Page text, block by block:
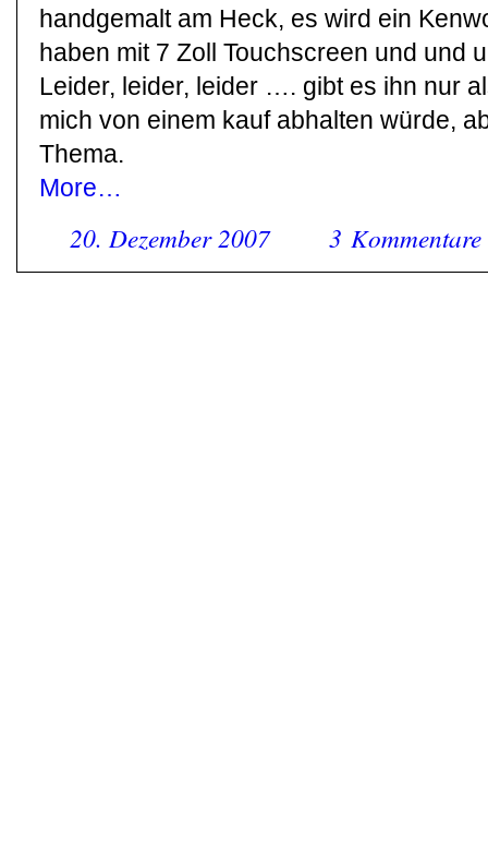
handgemalt am Heck, es wird ein
haben mit 7 Zoll Touchscreen und und
Leider, leider, leider …. gibt es ihn nur
mich von einem kauf abhalten würde,
Thema.
More…
20. Dezember 2007 3 Kommentare